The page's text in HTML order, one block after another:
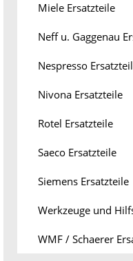
Miele Ersatzteile
Neff u. Gaggenau
Nespresso
Nivona Ersatzteile
Rotel Ersatzteile
Saeco Ersatzteile
Siemens Ersatzteile
Werkzeuge und
WMF / Schaerer